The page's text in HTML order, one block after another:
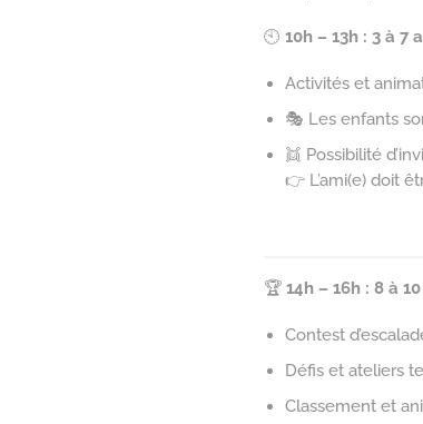
🕙 10h – 13h : 3 à 7
Activités et
🎭 Les enfants
👯 Possibilité
👉 L’ami(e) doit
🏆 14h – 16h : 8 à
Contest
Défis et ateliers
Classement et